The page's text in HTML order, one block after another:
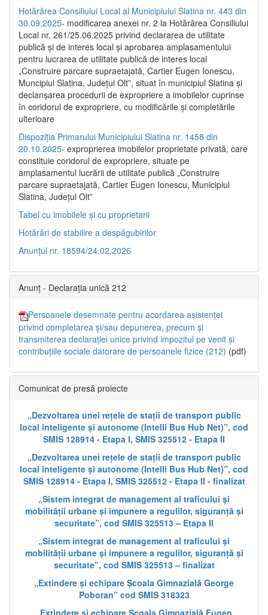
Hotărârea Consiliului Local al Municipiului Slatina nr. 443 din
30.09.2025- modificarea anexei nr. 2 la Hotărârea Consiliului
Local nr. 261/25.06.2025 privind declararea de utilitate
publică şi de interes local şi aprobarea amplasamentului
pentru lucrarea de utilitate publică de interes local
„Construire parcare supraetajată, Cartier Eugen Ionescu,
Muncipiul Slatina, Judeţul Olt”, situat în municipiul Slatina şi
declanşarea procedurii de expropriere a imobilelor cuprinse
în coridorul de expropriere, cu modificările şi completările
ulterioare
Dispoziția Primarului Municipiului Slatina nr. 1458 din
20.10.2025- exproprierea imobilelor proprietate privată, care
constituie coridorul de expropriere, situate pe
amplasamentul lucrării de utilitate publică „Construire
parcare supraetajată, Cartier Eugen Ionescu, Municipiul
Slatina, Județul Olt”
Tabel cu imobilele și cu proprietarii
Hotărâri de stabilire a despăgubirilor
Anunțul nr. 18594/24.02.2026
Anunț - Declarația unică 212
Persoanele desemnate pentru acordarea asistenței
privind completarea și/sau depunerea, precum și
transmiterea declarației unice privind impozitul pe venit și
contribuțiile sociale datorare de persoanele fizice (212) (pdf)
Comunicat de presă proiecte
„Dezvoltarea unei rețele de stații de transport public
local inteligente și autonome (Intelli Bus Hub Net)”, cod
SMIS 128914 - Etapa I, SMIS 325512 - Etapa II
„Dezvoltarea unei rețele de stații de transport public
local inteligente și autonome (Intelli Bus Hub Net)”, cod
SMIS 128914 - Etapa I, SMIS 325512 - Etapa II - finalizat
„Sistem integrat de management al traficului și
mobilității urbane și impunere a regulilor, siguranță și
securitate”, cod SMIS 325513 – Etapa II
„Sistem integrat de management al traficului și
mobilității urbane și impunere a regulilor, siguranță și
securitate”, cod SMIS 325513 – finalizat
„Extindere și echipare Școala Gimnazială George
Poboran” cod SMIS 318323
„Extindere și echipare Școala Gimnazială Eugen